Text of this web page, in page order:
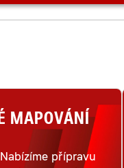
MAPOVÁNÍ
přípravu